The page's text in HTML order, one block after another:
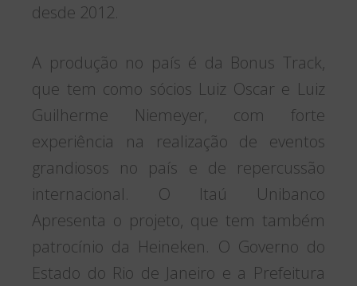
desde 2012.
A produção no país é da Bonus Track,
que tem como sócios Luiz Oscar e Luiz
Guilherme Niemeyer, com forte
experiência na realização de eventos
grandiosos no país e de repercussão
internacional. O Itaú Unibanco
Apresenta o projeto, que tem também
patrocínio da Heineken. O Governo do
Estado do Rio de Janeiro e a Prefeitura